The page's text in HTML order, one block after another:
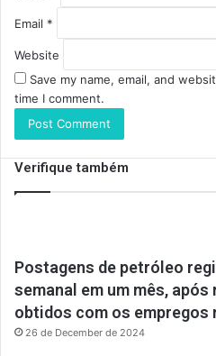
Email *
Website
Save my name, email, and
time I comment.
Verifique também
Postagens de petróleo
semanal em um mês,
obtidos com os empregos
26 de December de 2024